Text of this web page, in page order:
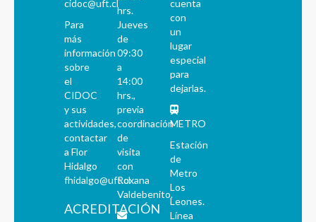
cidoc@uft.cl
Para
más
información
sobre
el
CIDOC
y sus
actividades,
contactar
a Flor
Hidalgo
fhidalgo@uft.cl
ACREDITACIÓN
hrs.
Jueves
de
09:30
a
14:00
hrs.,
previa
coordinación
de
visita
con
Roxana
Valdebenito.
cuenta
con
un
lugar
especial
para
dejarlas.
METRO
Estación
de
Metro
Los
Leones.
Línea